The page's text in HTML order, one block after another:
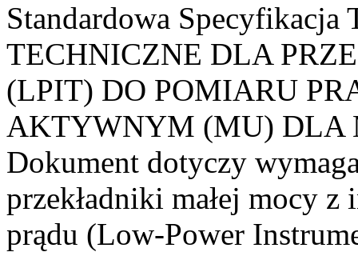
Standardowa
TECHNICZNE DLA
(LPIT) DO POMIARU
AKTYWNYM (MU) DLA
Dokument dotyczy
przekładniki małej mocy
prądu (Low-Power